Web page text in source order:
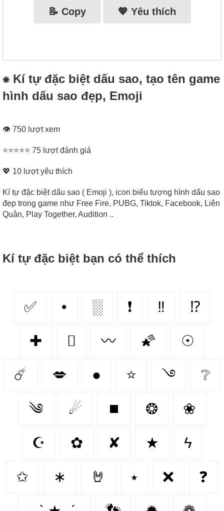
📝 Copy 💖 Yêu thích
⁕ Kí tự đặc biệt dấu sao, tạo tên game
hình dấu sao đẹp, Emoji
👁 750 lượt xem
⭐⭐⭐⭐⭐ 75 lượt đánh giá
💖 10 lượt yêu thích
Kí tự đặc biệt dấu sao ( Emoji ), icon biểu tượng hình dấu sao
đẹp trong game như Free Fire, PUBG, Tiktok, Facebook, Liên
Quân, Play Together, Audition ..
Kí tự đặc biệt bạn có thể thích
✅ • ░ ❗ ‼ ⁉
✚ 🫆 〰 🌠 ☉
☄️ 💋 ● ⭐ ࿓ ❔
༄ ☄ ⏹️ ❂ ❀
☪ ✿ ✘ ★ ϟ
✩ ∗ 🤘 ⭑ ❌ ❓